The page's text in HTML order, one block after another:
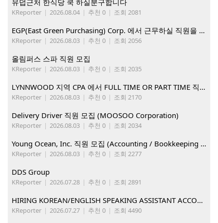
유덥근처 한식당 쿡 하실분구합니다
KReporter | 2026.08.04 | 추천 0 | 조회 2081
EGP(East Green Purchasing) Corp. 에서 근무하실 직원을 아래와 같이 모집합니다.
KReporter | 2026.08.03 | 추천 0 | 조회 2056
올림퍼스 스파 직원 모집
KReporter | 2026.08.03 | 추천 0 | 조회 2035
LYNNWOOD 지역 CPA 에서 FULL TIME OR PART TIME 직원을 찾습니다
KReporter | 2026.08.03 | 추천 0 | 조회 2170
Delivery Driver 직원 모집 (MOOSOO Corporation)
KReporter | 2026.08.03 | 추천 0 | 조회 2034
Young Ocean, Inc. 직원 모집 (Accounting / Bookkeeping 분야)
KReporter | 2026.08.03 | 추천 0 | 조회 2277
DDS Group
KReporter | 2026.07.28 | 추천 0 | 조회 2891
HIRING KOREAN/ENGLISH SPEAKING ASSISTANT ACCOUNT MANAGER
KReporter | 2026.07.27 | 추천 0 | 조회 4490